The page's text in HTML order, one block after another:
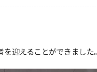
迎えることができました。